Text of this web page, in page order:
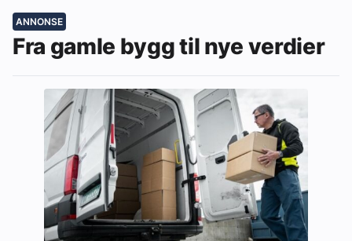
ANNONSE
Fra gamle bygg til nye verdier